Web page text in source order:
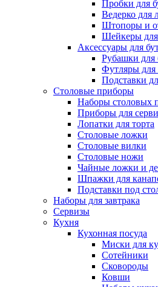
Пробки для
Ведерко для
Штопоры и
Шейкеры для
Аксессуары для
Рубашки для
Футляры для
Подставки
Столовые приборы
Наборы столовых
Приборы для
Лопатки для торта
Столовые ложки
Столовые вилки
Столовые ножи
Чайные ложки и
Шпажки для
Подставки под
Наборы для завтрака
Сервизы
Кухня
Кухонная посуда
Миски для
Сотейники
Сковороды
Ковши